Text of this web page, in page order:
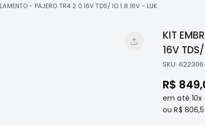
- PAJERO TR4 2.0 16V TDS/ IO 1.8 16V - LUK
KIT
16V
SKU:
R$
em até 10x
ouR$